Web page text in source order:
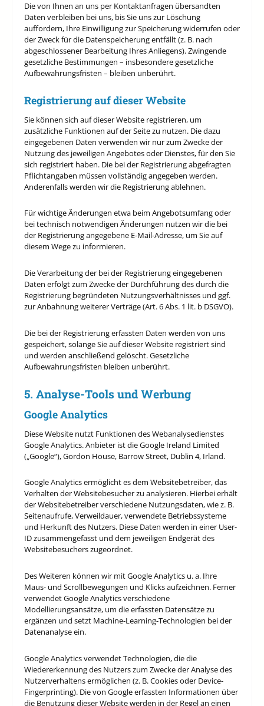
Die von Ihnen an uns per Kontaktanfragen übersandten
Daten verbleiben bei uns, bis Sie uns zur Löschung
auffordern, Ihre Einwilligung zur Speicherung widerrufen oder
der Zweck für die Datenspeicherung entfällt (z. B. nach
abgeschlossener Bearbeitung Ihres Anliegens). Zwingende
gesetzliche Bestimmungen – insbesondere gesetzliche
Aufbewahrungsfristen – bleiben unberührt.
Registrierung auf dieser Website
Sie können sich auf dieser Website registrieren, um
zusätzliche Funktionen auf der Seite zu nutzen. Die dazu
eingegebenen Daten verwenden wir nur zum Zwecke der
Nutzung des jeweiligen Angebotes oder Dienstes, für den Sie
sich registriert haben. Die bei der Registrierung abgefragten
Pflichtangaben müssen vollständig angegeben werden.
Anderenfalls werden wir die Registrierung ablehnen.
Für wichtige Änderungen etwa beim Angebotsumfang oder
bei technisch notwendigen Änderungen nutzen wir die bei
der Registrierung angegebene E-Mail-Adresse, um Sie auf
diesem Wege zu informieren.
Die Verarbeitung der bei der Registrierung eingegebenen
Daten erfolgt zum Zwecke der Durchführung des durch die
Registrierung begründeten Nutzungsverhältnisses und ggf.
zur Anbahnung weiterer Verträge (Art. 6 Abs. 1 lit. b DSGVO).
Die bei der Registrierung erfassten Daten werden von uns
gespeichert, solange Sie auf dieser Website registriert sind
und werden anschließend gelöscht. Gesetzliche
Aufbewahrungsfristen bleiben unberührt.
5. Analyse-Tools und Werbung
Google Analytics
Diese Website nutzt Funktionen des Webanalysedienstes
Google Analytics. Anbieter ist die Google Ireland Limited
(„Google“), Gordon House, Barrow Street, Dublin 4, Irland.
Google Analytics ermöglicht es dem Websitebetreiber, das
Verhalten der Websitebesucher zu analysieren. Hierbei erhält
der Websitebetreiber verschiedene Nutzungsdaten, wie z. B.
Seitenaufrufe, Verweildauer, verwendete Betriebssysteme
und Herkunft des Nutzers. Diese Daten werden in einer User-
ID zusammengefasst und dem jeweiligen Endgerät des
Websitebesuchers zugeordnet.
Des Weiteren können wir mit Google Analytics u. a. Ihre
Maus- und Scrollbewegungen und Klicks aufzeichnen. Ferner
verwendet Google Analytics verschiedene
Modellierungsansätze, um die erfassten Datensätze zu
ergänzen und setzt Machine-Learning-Technologien bei der
Datenanalyse ein.
Google Analytics verwendet Technologien, die die
Wiedererkennung des Nutzers zum Zwecke der Analyse des
Nutzerverhaltens ermöglichen (z. B. Cookies oder Device-
Fingerprinting). Die von Google erfassten Informationen über
die Benutzung dieser Website werden in der Regel an einen